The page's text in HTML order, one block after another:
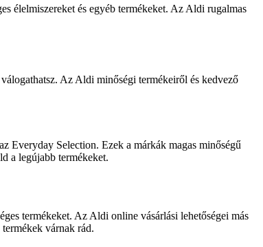
élelmiszereket és egyéb termékeket. Az Aldi rugalmas
Az Aldi minőségi termékeiről és kedvező
Everyday Selection. Ezek a márkák magas minőségű
a legújabb termékeket.
termékeket. Az Aldi online vásárlási lehetőségei más
várnak rád.